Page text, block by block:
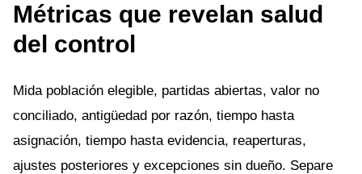
Métricas que revelan salud
del control
Mida población elegible, partidas abiertas, valor no
conciliado, antigüedad por razón, tiempo hasta
asignación, tiempo hasta evidencia, reaperturas,
ajustes posteriores y excepciones sin dueño. Separe